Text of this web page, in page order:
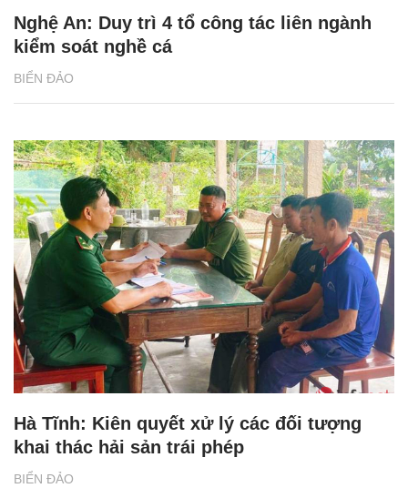
BIỂN ĐẢO
Nghệ An: Duy trì 4 tổ công tác liên ngành
kiểm soát nghề cá
BIỂN ĐẢO
Hà Tĩnh: Kiên quyết xử lý các đối tượng
khai thác hải sản trái phép